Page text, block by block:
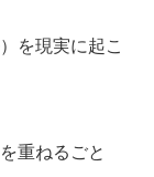
を現実に起こ
重ねるごと